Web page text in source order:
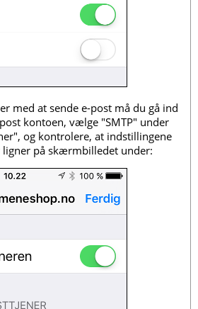
med at sende e-post må du gå ind
kontoen, vælge "SMTP" under
og kontrolere, at indstillingene
på skærmbilledet under: